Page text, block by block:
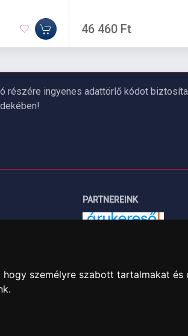
személyre szabott tartalmakat és
46 460 Ft
részére ingyenes adattörlő kódot
PARTNEREINK